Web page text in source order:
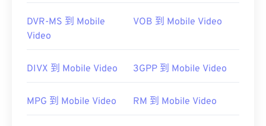
DVR-MS 到 Mobile
Video
VOB 到 Mobile Video
DIVX 到 Mobile Video 3GPP 到 Mobile Video
MPG 到 Mobile Video RM 到 Mobile Video